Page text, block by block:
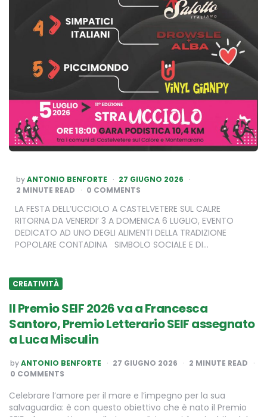
POSTED
BY
byANTONIO BENFORTE
27 GIUGNO 2026
2 MINUTE READ 0 COMMENTS
LA FESTA DELL’UCCIOLO A CASTELVETERE SUL CALRE
RITORNA DA VENERDI’ 3 A DOMENICA 6 LUGLIO, EVENTO
DEDICATO AD UNO DEGLI ALIMENTI DELLA TRADIZIONE
POPOLARE CONTADINA SIMBOLO SOCIALE E DI…
CREATIVITÀ
Il Premio SEIF 2026 va a Francesca
Santoro, Premio Letterario SEIF assegnato
a Luca Misculin
POSTED
BY
byANTONIO BENFORTE 27 GIUGNO 2026 2 MINUTE READ
0 COMMENTS
Celebrare l’amore per il mare e l’impegno per la sua
salvaguardia: è con questo obiettivo che è nato il Premio